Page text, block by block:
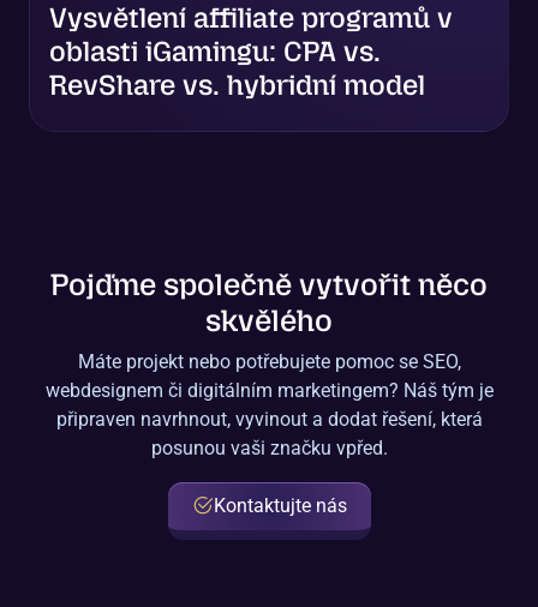
Vysvětlení affiliate programů v
oblasti iGamingu: CPA vs.
RevShare vs. hybridní model
Pojďme společně vytvořit něco
skvělého
Máte projekt nebo potřebujete pomoc se SEO,
webdesignem či digitálním marketingem? Náš tým je
připraven navrhnout, vyvinout a dodat řešení, která
posunou vaši značku vpřed.
Kontaktujte nás